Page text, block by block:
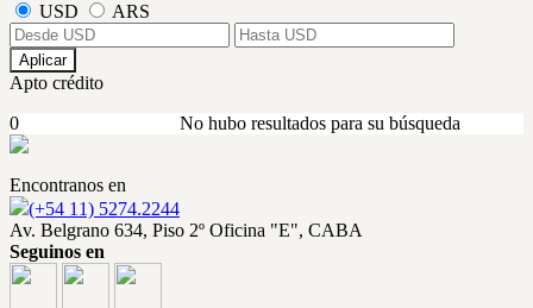
USD
ARS
Aplicar
Apto crédito
No hubo resultados para su búsqueda
0
Encontranos en
(+54 11) 5274.2244
Av. Belgrano 634, Piso 2º Oficina "E", CABA
Seguinos en